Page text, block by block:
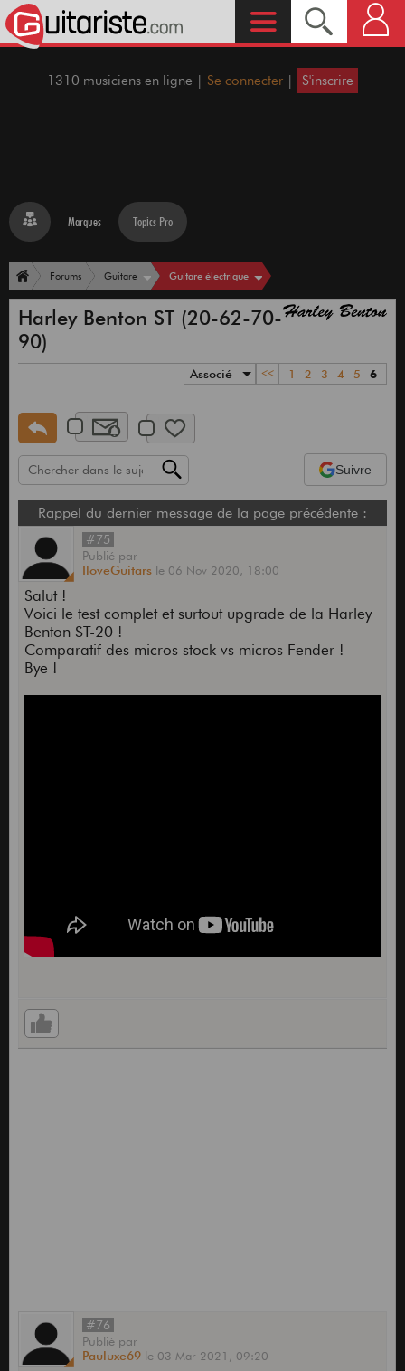
1310 musiciens en ligne | Se connecter | S'inscrire
Marques Topics Pro
Forums Guitare Guitare électrique
Harley Benton ST (20-62-70-
90)
Associé << 1 2 3 4 5 6
Suivre
Rappel du dernier message de la page précédente :
#75
Publié par
IloveGuitars le 06 Nov 2020, 18:00
Salut !
Voici le test complet et surtout upgrade de la Harley
Benton ST-20 !
Comparatif des micros stock vs micros Fender !
Bye !
#76
Publié par
Pauluxe69 le 03 Mar 2021, 09:20